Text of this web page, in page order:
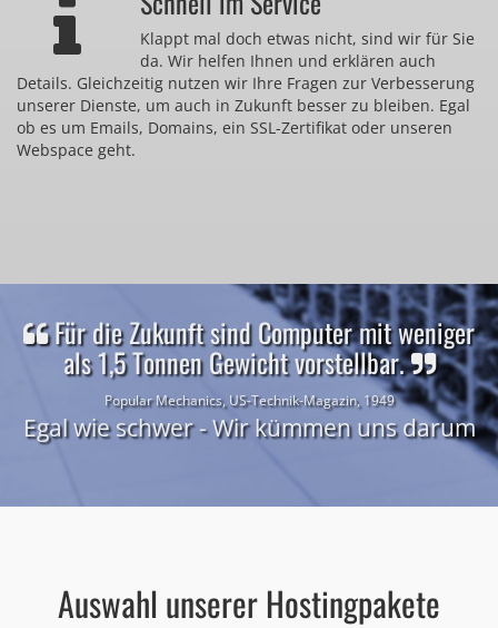
Klappt mal doch etwas nicht, sind wir für Sie
da. Wir helfen Ihnen und erklären auch
Details. Gleichzeitig nutzen wir Ihre Fragen zur Verbesserung
unserer Dienste, um auch in Zukunft besser zu bleiben. Egal
ob es um Emails, Domains, ein SSL-Zertifikat oder unseren
Webspace geht.
Für die Zukunft sind Computer mit weniger
als 1,5 Tonnen Gewicht vorstellbar.
Popular Mechanics, US-Technik-Magazin, 1949
Egal wie schwer - Wir kümmen uns darum
Auswahl unserer Hostingpakete